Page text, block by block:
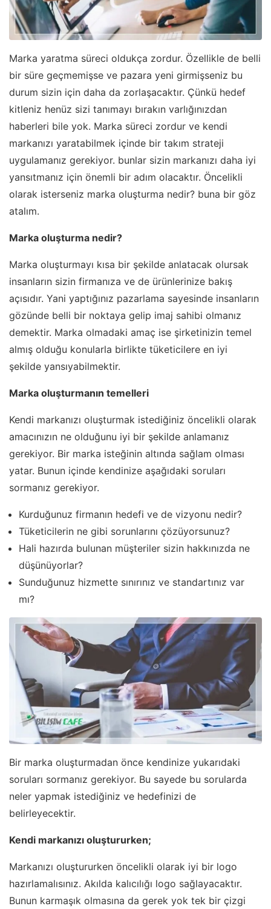
Marka yaratma süreci oldukça zordur. Özellikle de belli
bir süre geçmemişse ve pazara yeni girmişseniz bu
durum sizin için daha da zorlaşacaktır. Çünkü hedef
kitleniz henüz sizi tanımayı bırakın varlığınızdan
haberleri bile yok. Marka süreci zordur ve kendi
markanızı yaratabilmek içinde bir takım strateji
uygulamanız gerekiyor. bunlar sizin markanızı daha iyi
yansıtmanız için önemli bir adım olacaktır. Öncelikli
olarak isterseniz marka oluşturma nedir? buna bir göz
atalım.
Marka oluşturma nedir?
Marka oluşturmayı kısa bir şekilde anlatacak olursak
insanların sizin firmanıza ve de ürünlerinize bakış
açısıdır. Yani yaptığınız pazarlama sayesinde insanların
gözünde belli bir noktaya gelip imaj sahibi olmanız
demektir. Marka olmadaki amaç ise şirketinizin temel
almış olduğu konularla birlikte tüketicilere en iyi
şekilde yansıyabilmektir.
Marka oluşturmanın temelleri
Kendi markanızı oluşturmak istediğiniz öncelikli olarak
amacınızın ne olduğunu iyi bir şekilde anlamanız
gerekiyor. Bir marka isteğinin altında sağlam olması
yatar. Bunun içinde kendinize aşağıdaki soruları
sormanız gerekiyor.
Kurduğunuz firmanın hedefi ve de vizyonu nedir?
Tüketicilerin ne gibi sorunlarını çözüyorsunuz?
Hali hazırda bulunan müşteriler sizin hakkınızda ne
düşünüyorlar?
Sunduğunuz hizmette sınırınız ve standartınız var
mı?
Bir marka oluşturmadan önce kendinize yukarıdaki
soruları sormanız gerekiyor. Bu sayede bu sorularda
neler yapmak istediğiniz ve hedefinizi de
belirleyecektir.
Kendi markanızı oluştururken;
Markanızı oluştururken öncelikli olarak iyi bir logo
hazırlamalısınız. Akılda kalıcılığı logo sağlayacaktır.
Bunun karmaşık olmasına da gerek yok tek bir çizgi